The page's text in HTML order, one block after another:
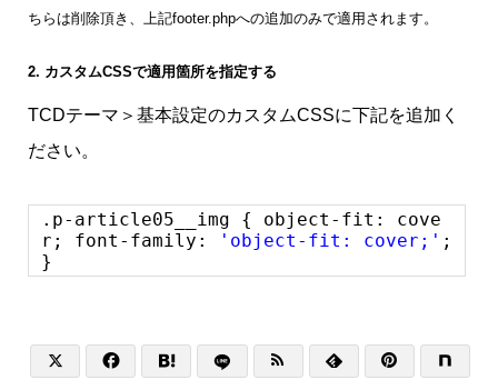
ちらは削除頂き、上記footer.phpへの追加のみで適用されます。
2. カスタムCSSで適用箇所を指定する
TCDテーマ＞基本設定のカスタムCSSに下記を追加く
ださい。
.p-article05__img { object-fit: cove
r; font-family:
'object-fit: cover;' ;
}
     